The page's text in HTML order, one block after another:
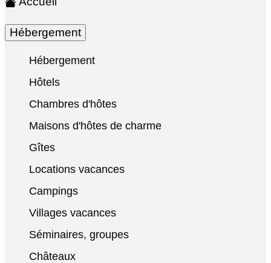
Hébergement
Hébergement
Hôtels
Chambres d'hôtes
Maisons d'hôtes de charme
Gîtes
Locations vacances
Campings
Villages vacances
Séminaires, groupes
Châteaux